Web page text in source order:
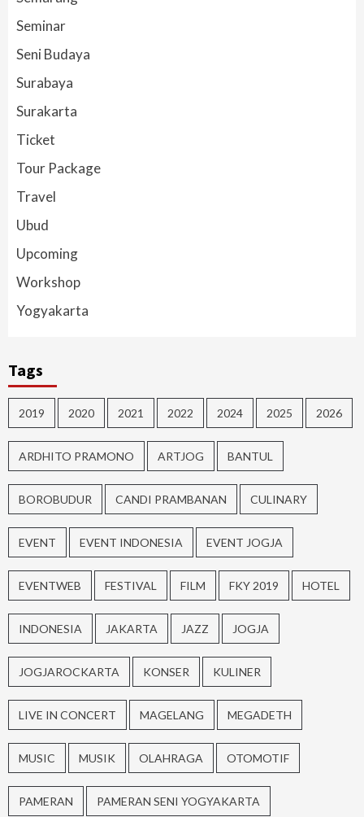
Seminar
Seni Budaya
Surabaya
Surakarta
Ticket
Tour Package
Travel
Ubud
Upcoming
Workshop
Yogyakarta
Tags
2019 2020 2021 2022 2024 2025 2026
ARDHITO PRAMONO ARTJOG BANTUL
BOROBUDUR CANDI PRAMBANAN CULINARY
EVENT EVENT INDONESIA EVENT JOGJA
EVENTWEB FESTIVAL FILM FKY 2019 HOTEL
INDONESIA JAKARTA JAZZ JOGJA
JOGJAROCKARTA KONSER KULINER
LIVE IN CONCERT MAGELANG MEGADETH
MUSIC MUSIK OLAHRAGA OTOMOTIF
PAMERAN PAMERAN SENI YOGYAKARTA